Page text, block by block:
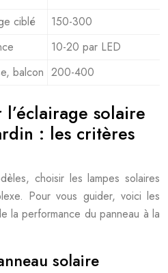
ciblé
150-300
10-20 par LED
balcon 200-400
solaire
: les critères
choisir les lampes solaires
Pour vous guider, voici les
la performance du panneau à la
solaire